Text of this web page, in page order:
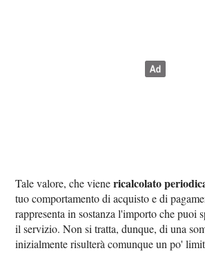
Tale valore, che vienericalcolato
tuo comportamento di acquisto e di
rappresenta in sostanza l'importo che puoi
il servizio. Non si tratta, dunque, di una
inizialmente risulterà comunque un po'